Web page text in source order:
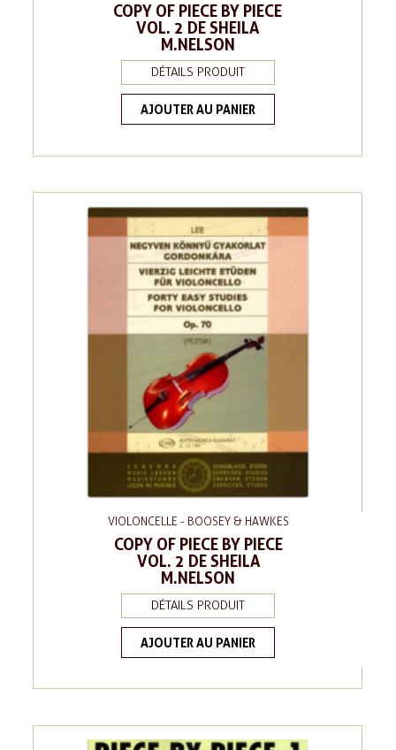
COPY OF PIECE BY PIECE
VOL. 2 DE SHEILA
M.NELSON
DÉTAILS PRODUIT
AJOUTER AU PANIER
VIOLONCELLE - BOOSEY & HAWKES
COPY OF PIECE BY PIECE
VOL. 2 DE SHEILA
M.NELSON
DÉTAILS PRODUIT
AJOUTER AU PANIER